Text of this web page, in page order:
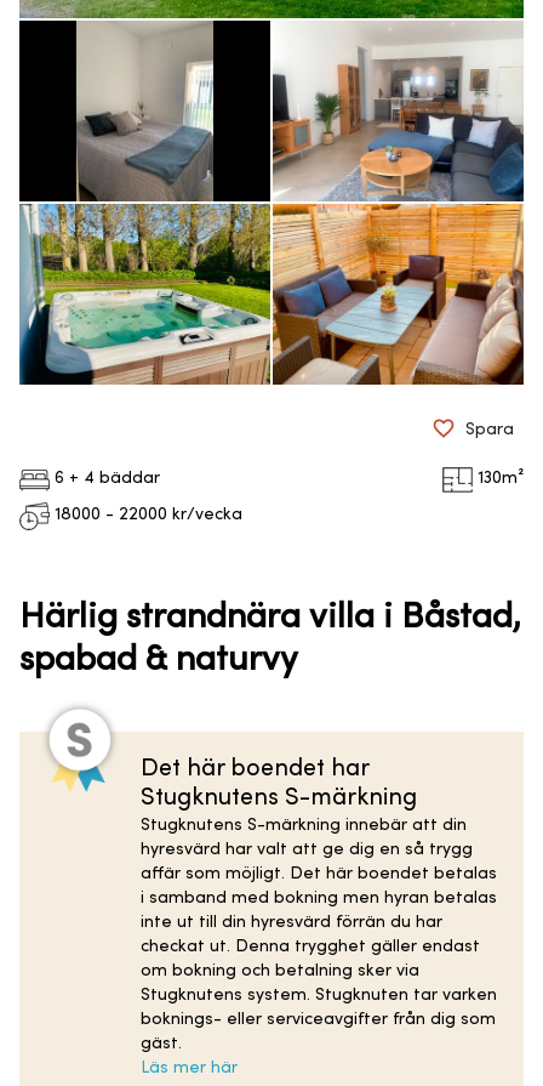
6 + 4 bäddar 130m²
18000 - 22000 kr/vecka
Spara
Härlig strandnära villa i Båstad,
spabad & naturvy
Det här boendet har
Stugknutens S-märkning
Stugknutens S-märkning innebär att din
hyresvärd har valt att ge dig en så trygg
affär som möjligt. Det här boendet betalas
i samband med bokning men hyran betalas
inte ut till din hyresvärd förrän du har
checkat ut. Denna trygghet gäller endast
om bokning och betalning sker via
Stugknutens system. Stugknuten tar varken
boknings- eller serviceavgifter från dig som
gäst.
Läs mer här